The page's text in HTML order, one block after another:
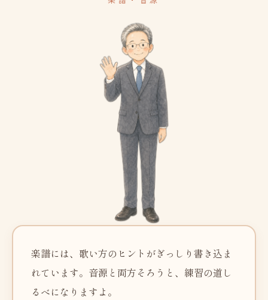
楽譜には、歌い方のヒントがぎっしり書き込ま
れています。音源と両方そろうと、練習の道し
るべになりますよ。